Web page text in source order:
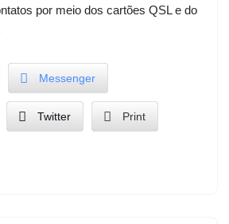
por meio dos cartões QSL e do
Messenger
Twitter Print